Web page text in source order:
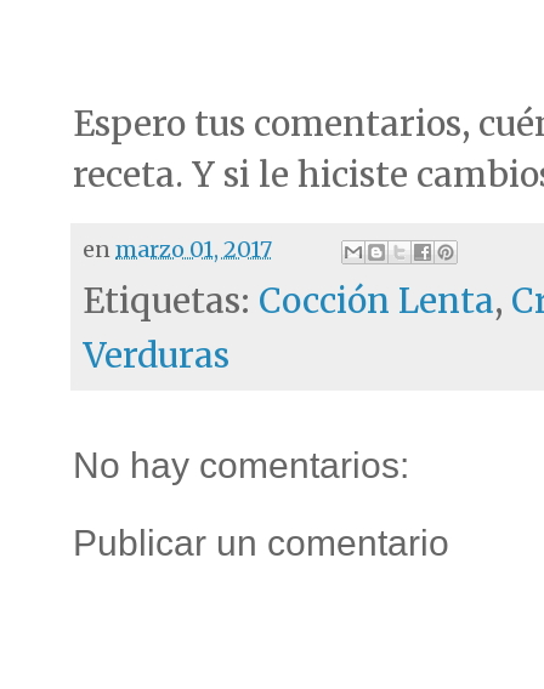
Espero tus comentarios,
receta. Y si le hiciste
enmarzo 01, 2017
Etiquetas: Cocción Lenta,
Verduras
No hay comentarios:
Publicar un comentario